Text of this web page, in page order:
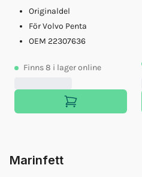
Originaldel
För Volvo Penta
OEM 22307636
Finns8 i lager online
Marinfett